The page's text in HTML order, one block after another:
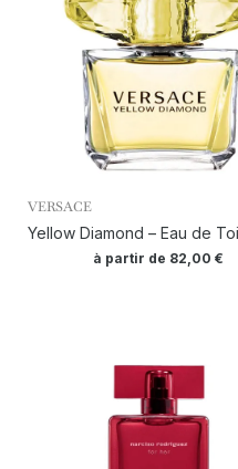
VERSACE
Yellow Diamond – Eau de
à partir de 82,00€